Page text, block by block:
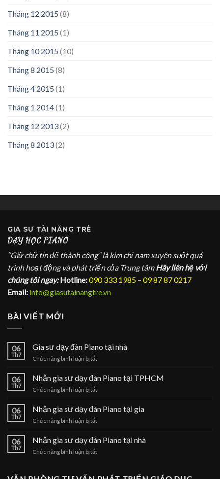
Tháng 12 2015 (8)
Tháng 11 2015 (1)
Tháng 10 2015 (10)
Tháng 8 2015 (8)
Tháng 4 2015 (1)
Tháng 1 2014(1)
Tháng 12 2013(2)
Tháng 8 2013(2)
GIA SƯ TÀI NĂNG TRẺ
DẠY HỌC PIANO
“Giữ chữ tín để thành công” là kim chỉ nam xuyên suốt quá
trình hoạt động và phát triển của Trung tâm Hãy liên hệ với
chúng tôi ngay: Hotline:090 333 1985 – 09 87 87 0217
Email: info@giasutainangtre.vn
BÀI VIẾT MỚI
06
Th7
Gia sư dạy đàn Piano tại nhà
Chức năng bình luận bị tắtở
dạy
đàn
tại
06
Th7
Nhận gia sư dạy đàn Piano tại TPHCM
Chức năng bình luận bị tắtở
gia
sư
dạy
Piano
TPHCM
06
Th7
Nhận gia sư dạy đàn Piano tại gia
Chức năng bình luận bị tắtở
gia
sư
dạy
06
Th7
Nhận gia sư dạy đàn Piano tại nhà
Chức năng bình luận bị tắtở
sư